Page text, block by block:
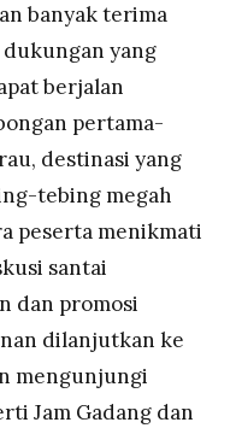
banyak terima
yang
berjalan
pertama-
destinasi yang
tebing megah
peserta menikmati
santai
dan promosi
dilanjutkan ke
mengunjungi
Jam Gadang dan